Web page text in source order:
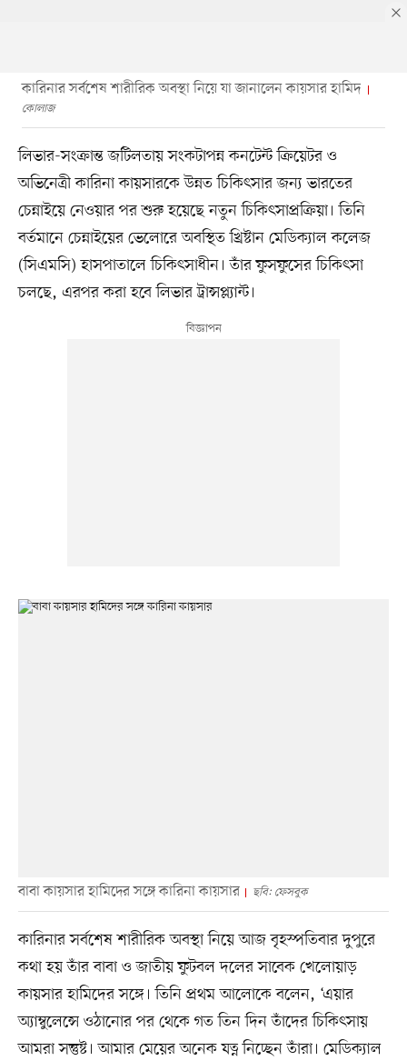
কারিনার সর্বশেষ শারীরিক অবস্থা নিয়ে যা জানালেন কায়সার হামিদ
কোলাজ
লিভার-সংক্রান্ত জটিলতায় সংকটাপন্ন কনটেন্ট ক্রিয়েটর ও
অভিনেত্রী কারিনা কায়সারকে উন্নত চিকিৎসার জন্য ভারতের
চেন্নাইয়ে নেওয়ার পর শুরু হয়েছে নতুন চিকিৎসাপ্রক্রিয়া। তিনি
বর্তমানে চেন্নাইয়ের ভেলোরে অবস্থিত খ্রিষ্টান মেডিক্যাল কলেজ
(সিএমসি) হাসপাতালে চিকিৎসাধীন। তাঁর ফুসফুসের চিকিৎসা
চলছে, এরপর করা হবে লিভার ট্রান্সপ্ল্যান্ট।
বাবা কায়সার হামিদের সঙ্গে কারিনা কায়সার ছবি: ফেসবুক
কারিনার সর্বশেষ শারীরিক অবস্থা নিয়ে আজ বৃহস্পতিবার দুপুরে
কথা হয় তাঁর বাবা ও জাতীয় ফুটবল দলের সাবেক খেলোয়াড়
কায়সার হামিদের সঙ্গে। তিনি প্রথম আলোকে বলেন, ‘এয়ার
অ্যাম্বুলেন্সে ওঠানোর পর থেকে গত তিন দিন তাঁদের চিকিৎসায়
আমরা সন্তুষ্ট। আমার মেয়ের অনেক যত্ন নিচ্ছেন তাঁরা। মেডিক্যাল